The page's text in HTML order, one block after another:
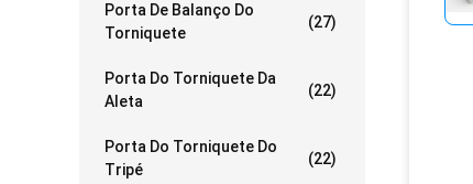
Porta De Balanço Do
Torniquete
(27)
Porta Do Torniquete Da
Aleta
(22)
Porta Do Torniquete Do
Tripé
(22)